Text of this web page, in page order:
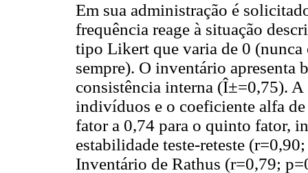
Em sua administração é
frequência reage à situação
tipo Likert que varia de 0 (nunca
sempre). O inventário apresenta
consistência interna (Î±=0,75).
indivíduos e o coeficiente alfa
fator a 0,74 para o quinto fator,
estabilidade teste-reteste
Inventário de Rathus (r=0,79;